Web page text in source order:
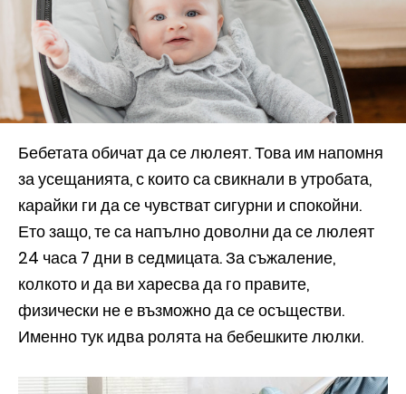
Бебетата обичат да се люлеят. Това им напомня
за усещанията, с които са свикнали в утробата,
карайки ги да се чувстват сигурни и спокойни.
Ето защо, те са напълно доволни да се люлеят
24 часа 7 дни в седмицата. За съжаление,
колкото и да ви харесва да го правите,
физически не е възможно да се осъществи.
Именно тук идва ролята на бебешките люлки.